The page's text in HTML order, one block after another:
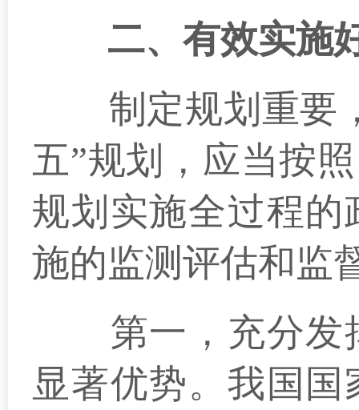
二、有效实施
制定规划重要，
五”规划，应当按
规划实施全过程
施的监测评估和监
第一，充分发
显著优势。我国